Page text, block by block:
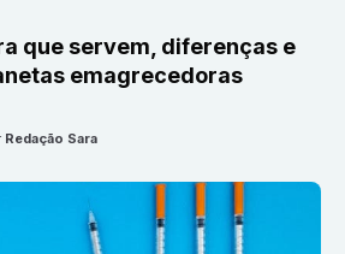
que servem, diferenças e
emagrecedoras
Redação Sara